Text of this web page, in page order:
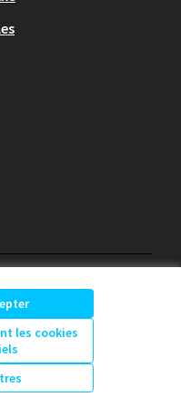
les cookies
(Lien externe)(Lien externe)(Lien externe)
Licence Creative
(Lien externe)